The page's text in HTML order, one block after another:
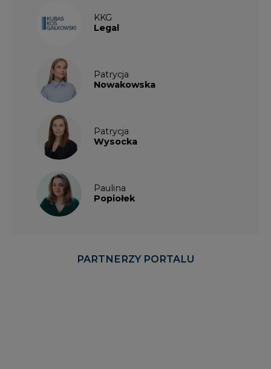
Patrycja
Nowakowska
Patrycja
Paulina
Popiołek
PARTNERZY PORTALU